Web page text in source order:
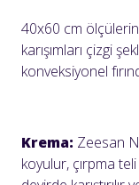
40x60 cm
karışımları çizgi
konveksiyonel
Krema: Zeesan
koyulur, çırpma teli